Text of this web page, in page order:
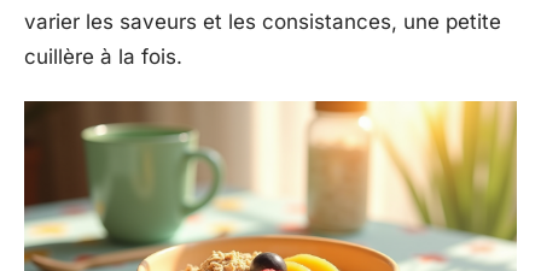
varier les saveurs et les consistances, une petite
cuillère à la fois.